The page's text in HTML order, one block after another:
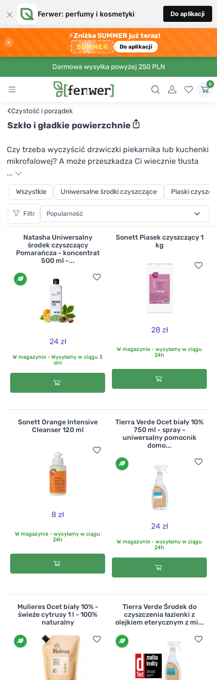
× Ferwer: perfumy i kosmetyki Do aplikacji
×
⚡Zniżka SUMMER już teraz!
SUMMER Do aplikacji
Darmowa wysyłka powyżej 250 PLN
0
‹Czystość i porządek
Szkło i gładkie powierzchnie
Czy trzeba wyczyścić drzwiczki piekarnika lub kuchenki
mikrofalowej? A może przeszkadza Ci wiecznie tłusta
płyta ceramiczna? A co ze szklanymi drzwiami w
szafkach kuchennych? Możesz wyczyścić wszystkie
szklane powierzchnie w swojej kuchni za pomocą
środków czyszczących i polerujących, które znajdziesz
tutaj. Można je również stosować na lustrach w całym
5 litrowy kanister pozwoli Ci zaoszczędzić portfel i
zmniejszyć ilość plastikowych odpadów.
...
Wszystkie Uniwersalne środki czyszczące Piaski
Filtr
Natasha Uniwersalny
środek czyszczący
Pomarańcza - koncentrat
500 ml -...
24 zł
W magazynie - Wysyłamy w ciągu 3
dni
Sonett Piasek czyszczący 1
kg
28 zł
W magazynie - wysyłamy w ciągu
24h
Sonett Orange Intensive
Cleanser 120 ml
8 zł
W magazynie - wysyłamy w ciągu
24h
Tierra Verde Ocet biały 10%
750 ml - spray -
uniwersalny pomocnik
domo...
24 zł
W magazynie - wysyłamy w ciągu
24h
Mulieres Ocet biały 10% -
świeże cytrusy 1 l - 100%
naturalny
Tierra Verde Środek do
czyszczenia łazienki z
olejkiem eterycznym z mi...